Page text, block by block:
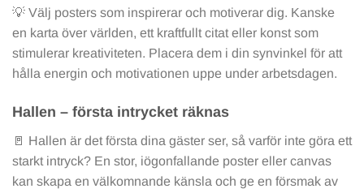
💡 Välj posters som inspirerar och motiverar dig. Kanske
en karta över världen, ett kraftfullt citat eller konst som
stimulerar kreativiteten. Placera dem i din synvinkel för att
hålla energin och motivationen uppe under arbetsdagen.
Hallen – första intrycket räknas
🚪 Hallen är det första dina gäster ser, så varför inte göra ett
starkt intryck? En stor, iögonfallande poster eller canvas
kan skapa en välkomnande känsla och ge en försmak av